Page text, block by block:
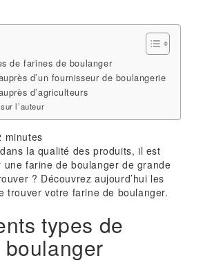
de farines de boulanger
d’un fournisseur de boulangerie
d’agriculteurs
l’auteur
minutes
la qualité des produits, il est
farine de boulanger de grande
? Découvrez aujourd’hui les
trouver votre farine de boulanger.
types de